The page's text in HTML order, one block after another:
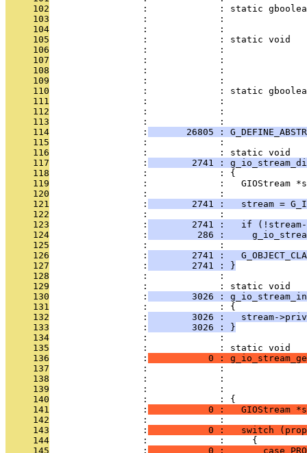
     102
:             : static
     103
:             :
     104
:             :
     105
:             : static void
     106
:             :
     107
:             :
     108
:             :
     109
:             :
     110
:             : static
     111
:             :
     112
:             :
     113
                 :             :
     114
                 :
26805 :
     115
                 :             :
     116
                 :             : static void
     117
                 :
2741 :
     118
                 :             : {
     119
:             :   GIOStream
     120
                 :             :
     121
                 :
2741 :   stream =
     122
                 :             :
     123
                 :
2741 :   if
     124
                 :
286 :
     125
                 :             :
     126
                 :
2741 :
     127
                 :
        2741 : }
     128
                 :             :
     129
                 :             : static void
     130
                 :
3026 :
     131
                 :             : {
     132
                 :
3026 :   stream-
     133
                 :
        3026 : }
     134
                 :             :
     135
                 :             : static void
     136
                 :
0 :
     137
:             :
     138
:             :
     139
:             :
     140
                 :             : {
     141
                 :
0 :   GIOStream
     142
                 :             :
     143
                 :
0 :   switch
     144
                 :             :     {
     145
                 :
0 :       case